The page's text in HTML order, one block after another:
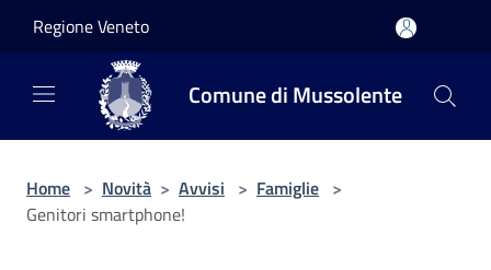
Regione Veneto
Comune di Mussolente
Home > Novità > Avvisi > Famiglie >
Genitori smartphone!